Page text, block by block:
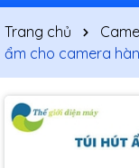
Trang chủ
ẩm cho camera